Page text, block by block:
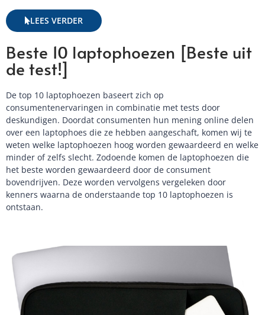
LEES VERDER
Beste 10 laptophoezen [Beste uit
de test!]
De top 10 laptophoezen baseert zich op
consumentenervaringen in combinatie met tests door
deskundigen. Doordat consumenten hun mening online delen
over een laptophoes die ze hebben aangeschaft, komen wij te
weten welke laptophoezen hoog worden gewaardeerd en welke
minder of zelfs slecht. Zodoende komen de laptophoezen die
het beste worden gewaardeerd door de consument
bovendrijven. Deze worden vervolgens vergeleken door
kenners waarna de onderstaande top 10 laptophoezen is
ontstaan.